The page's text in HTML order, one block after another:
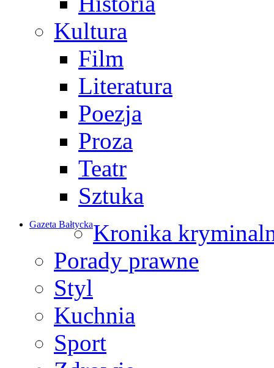
Kultura
Film
Literatura
Poezja
Proza
Teatr
Sztuka
Gazeta BałtyckaKronika
Porady prawne
Styl
Kuchnia
Sport